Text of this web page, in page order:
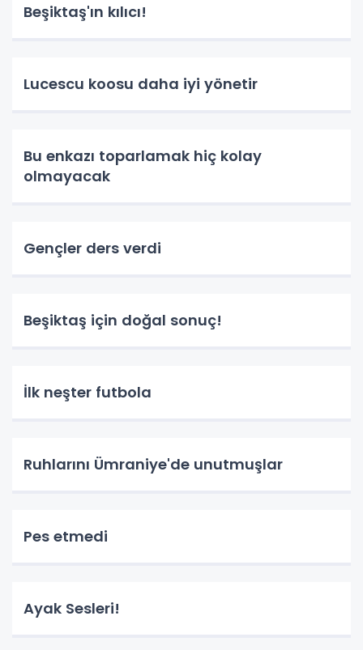
Beşiktaş'ın kılıcı!
Lucescu koosu daha iyi yönetir
Bu enkazı toparlamak hiç kolay
olmayacak
Gençler ders verdi
Beşiktaş için doğal sonuç!
İlk neşter futbola
Ruhlarını Ümraniye'de unutmuşlar
Pes etmedi
Ayak Sesleri!